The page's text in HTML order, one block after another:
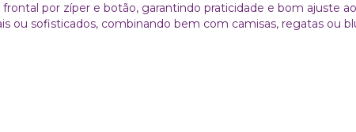
por zíper e botão, garantindo praticidade e bom ajuste
ou sofisticados, combinando bem com camisas, regatas ou